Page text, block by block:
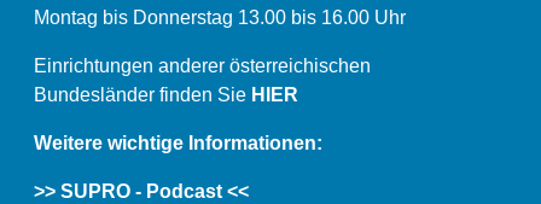
Montag bis Donnerstag 13.00 bis 16.00 Uhr
Einrichtungen anderer österreichischen
Bundesländer finden Sie HIER
Weitere wichtige Informationen:
>> SUPRO - Podcast <<